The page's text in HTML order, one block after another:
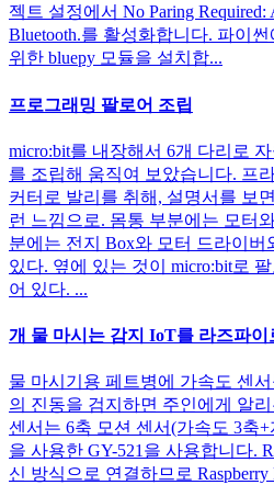
젝트 설정에서 No Paring Required:
Bluetooth.를 활성화합니다. 파이
위한 bluepy 모듈을 설치합...
프로그래밍 팔로어 조립
micro:bit를 내장해서 6개 다리로
를 조립해 움직여 보았습니다. 프
커터로 발리를 취해, 설명서를 보
런 느낌으로. 몸통 부분에는 모터
분에는 전지 Box와 모터 드라이
있다. 옆에 있는 것이 micro:bit로
어 있다. ...
개 물 마시는 감지 IoT를 라즈파
물 마시기용 페트병에 가속도 센
의 진동을 검지하면 주인에게 알
센서는 6축 모션 센서(가속도 3축
을 사용한 GY-521을 사용합니다.
신 방식으로 연결하므로